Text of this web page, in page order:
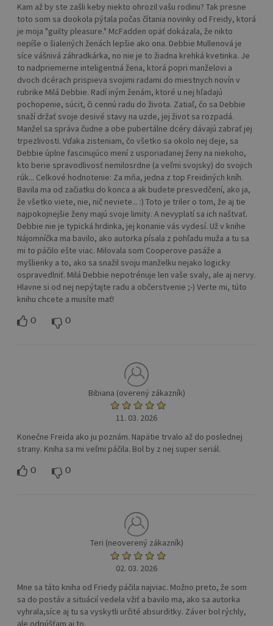
Kam až by ste zašli keby niekto ohrozil vašu rodinu? Tak presne
toto som sa dookola pýtala počas čítania novinky od Freidy, ktorá
je moja "guilty pleasure." McFadden opäť dokázala, že nikto
nepíše o šialených ženách lepšie ako ona. Debbie Mullenová je
síce vášnivá záhradkárka, no nie je to žiadna krehká kvetinka. Je
to nadpriemerne inteligentná žena, ktorá popri manželovi a
dvoch dcérach prispieva svojimi radami do miestnych novín v
rubrike Milá Debbie. Radí iným ženám, ktoré u nej hľadajú
pochopenie, súcit, či cennú radu do života. Zatiaľ, čo sa Debbie
snaží držať svoje desivé stavy na uzde, jej život sa rozpadá.
Manžel sa správa čudne a obe pubertálne dcéry dávajú zabrať jej
trpezlivosti. Vďaka zisteniam, čo všetko sa okolo nej deje, sa
Debbie úplne fascinujúco mení z usporiadanej ženy na niekoho,
kto berie spravodlivosť nemilosrdne (a veľmi svojsky) do svojich
rúk... Celkové hodnotenie: Za mňa, jedna z top Freidiných kníh.
Bavila ma od začiatku do konca a ak budete presvedčení, ako ja,
že všetko viete, nie, nič neviete... :) Toto je triler o tom, že aj tie
najpokojnejšie ženy majú svoje limity. A nevyplatí sa ich naštvať.
Debbie nie je typická hrdinka, jej konanie vás vydesí. Už v knihe
Nájomníčka ma bavilo, ako autorka písala z pohľadu muža a tu sa
mi to páčilo ešte viac. Milovala som Cooperove pasáže a
myšlienky a to, ako sa snažil svoju manželku nejako logicky
ospravedlniť. Milá Debbie nepotrénuje len vaše svaly, ale aj nervy.
Hlavne si od nej nepýtajte radu a občerstvenie ;-) Verte mi, túto
knihu chcete a musíte mať!
0 0
Bibiana (overený zákazník)
11. 03. 2026
Konečne Freida ako ju poznám. Napätie trvalo až do poslednej
strany. Kniha sa mi veľmi páčila. Bol by z nej super seriál.
0 0
Teri (neoverený zákazník)
02. 03. 2026
Mne sa táto kniha od Friedy páčila najviac. Možno preto, že som
sa do postáv a situácií vedela vžiť a bavilo ma, ako sa autorka
vyhrala,síce aj tu sa vyskytli určité absurditky. Záver bol rýchly,
ale odpúšťam aj to.